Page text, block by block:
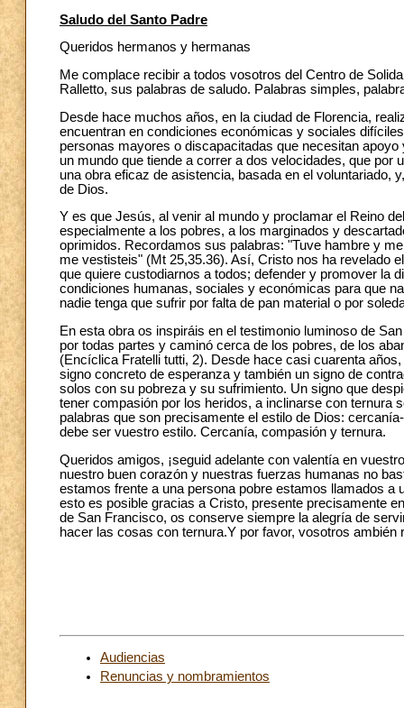
Saludo del Santo Padre
Queridos hermanos y hermanas
Me complace recibir a todos vosotros del Centro de
Ralletto, sus palabras de saludo. Palabras simples,
Desde hace muchos años, en la ciudad de Florencia,
encuentran en condiciones económicas y sociales
personas mayores o discapacitadas que necesitan
un mundo que tiende a correr a dos velocidades, que
una obra eficaz de asistencia, basada en el voluntariado,
de Dios.
Y es que Jesús, al venir al mundo y proclamar el Reino
especialmente a los pobres, a los marginados y
oprimidos. Recordamos sus palabras: "Tuve hambre y
me vestisteis" (Mt 25,35.36). Así, Cristo nos ha revelado
que quiere custodiarnos a todos; defender y promover la
condiciones humanas, sociales y económicas para que
nadie tenga que sufrir por falta de pan material o por
En esta obra os inspiráis en el testimonio luminoso de
por todas partes y caminó cerca de los pobres, de los
(Encíclica Fratelli tutti, 2). Desde hace casi cuarenta
signo concreto de esperanza y también un signo de
solos con su pobreza y su sufrimiento. Un signo que
tener compasión por los heridos, a inclinarse con ternura
palabras que son precisamente el estilo de Dios:
debe ser vuestro estilo. Cercanía, compasión y ternura.
Queridos amigos, ¡seguid adelante con valentía en
nuestro buen corazón y nuestras fuerzas humanas no
estamos frente a una persona pobre estamos llamados
esto es posible gracias a Cristo, presente precisamente
de San Francisco, os conserve siempre la alegría de
hacer las cosas con ternura.Y por favor, vosotros ambién
Audiencias
Renuncias y nombramientos